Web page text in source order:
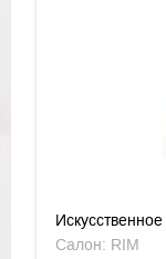
JAMAICA
Салон: RIM